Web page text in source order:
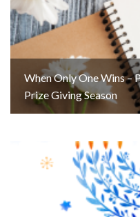
When Only One Wins –
Prize Giving Season